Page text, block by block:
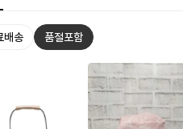
배송 품절포함